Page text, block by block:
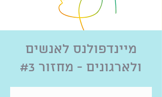
מיינדפולנס לאנשים
ולארגונים - מחזור #3